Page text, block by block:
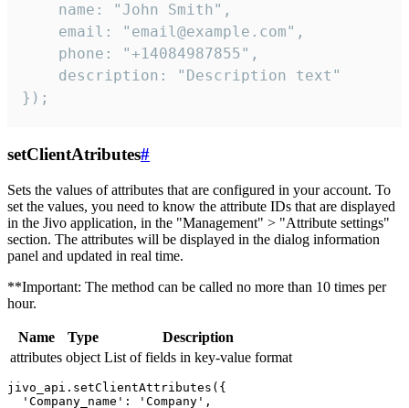
    name: "John Smith",
    email: "email@example.com",
    phone: "+14084987855",
    description: "Description text"
});
setClientAtributes#
Sets the values ​​of attributes that are configured in your account. To
set the values, you need to know the attribute IDs that are displayed
in the Jivo application, in the "Management" > "Attribute settings"
section. The attributes will be displayed in the dialog information
panel and updated in real time.
**Important: The method can be called no more than 10 times per
hour.
Name Type
Description
attributes object List of fields in key-value format
jivo_api.setClientAttributes({
  'Company_name': 'Company',